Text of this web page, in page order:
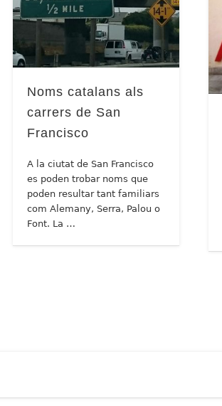
Noms catalans als
carrers de San
Francisco
A la ciutat de San Francisco
es poden trobar noms que
poden resultar tant familiars
com Alemany, Serra, Palou o
Font. La …